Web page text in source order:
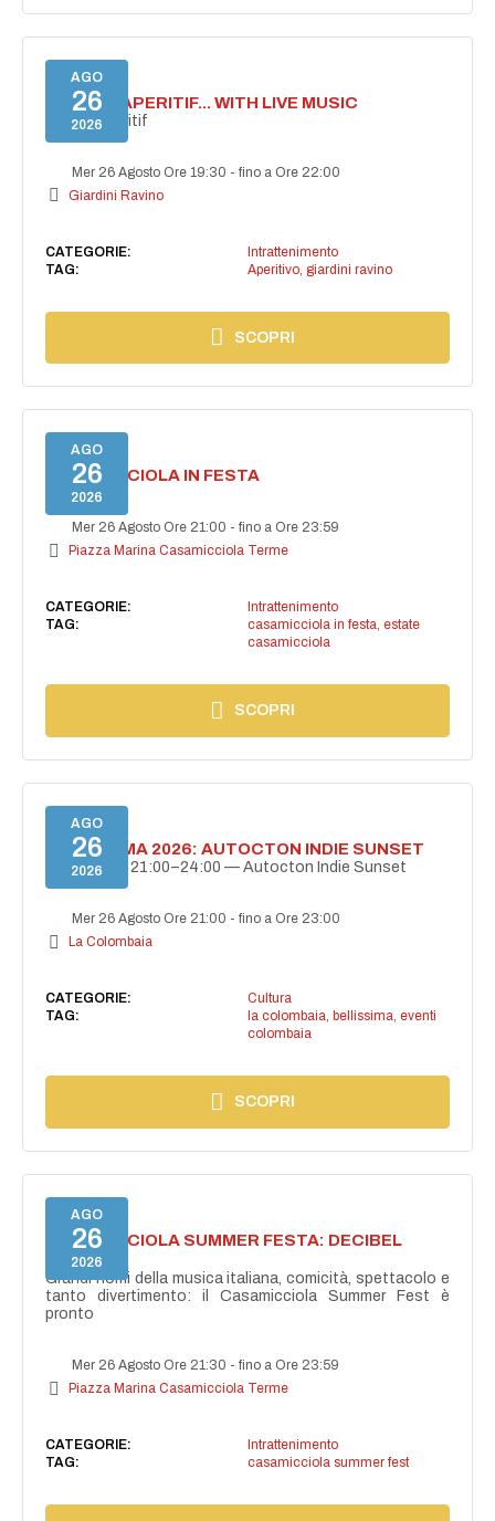
AGO
26
2026
SECRET APERITIF... WITH LIVE MUSIC
Secret aperitif
Mer 26 Agosto Ore 19:30 -fino a Ore 22:00
Giardini Ravino
CATEGORIE:
Intrattenimento
TAG:
Aperitivo, giardini ravino
SCOPRI
AGO
26
2026
CASAMICCIOLA IN FESTA
Mer 26 Agosto Ore 21:00 -fino a Ore 23:59
Piazza Marina Casamicciola Terme
CATEGORIE:
Intrattenimento
TAG:
casamicciola in festa, estate
casamicciola
SCOPRI
AGO
26
2026
BELLISSIMA 2026: AUTOCTON INDIE SUNSET
26 agosto | 21:00–24:00 — Autocton Indie Sunset
Mer 26 Agosto Ore 21:00 -fino a Ore 23:00
La Colombaia
CATEGORIE:
Cultura
TAG:
la colombaia, bellissima, eventi
colombaia
SCOPRI
AGO
26
2026
CASAMICCIOLA SUMMER FESTA: DECIBEL
BELLINI
Grandi nomi della musica italiana, comicità, spettacolo e
tanto divertimento: il Casamicciola Summer Fest è
pronto
Mer 26 Agosto Ore 21:30 -fino a Ore 23:59
Piazza Marina Casamicciola Terme
CATEGORIE:
Intrattenimento
TAG:
casamicciola summer fest